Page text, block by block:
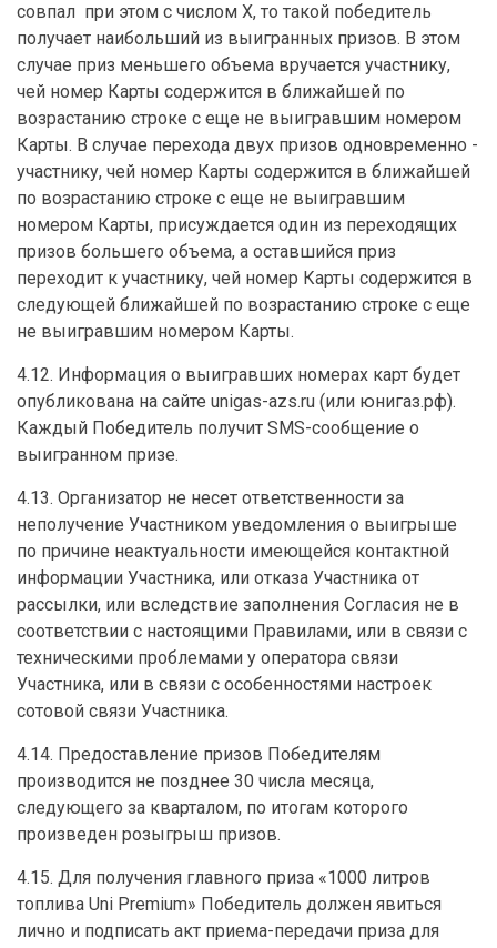
совпал при этом с числом Х, то такой победитель
получает наибольший из выигранных призов. В этом
случае приз меньшего объема вручается участнику,
чей номер Карты содержится в ближайшей по
возрастанию строке с еще не выигравшим номером
Карты. В случае перехода двух призов одновременно -
участнику, чей номер Карты содержится в ближайшей
по возрастанию строке с еще не выигравшим
номером Карты, присуждается один из переходящих
призов большего объема, а оставшийся приз
переходит к участнику, чей номер Карты содержится в
следующей ближайшей по возрастанию строке с еще
не выигравшим номером Карты.
4.12. Информация о выигравших номерах карт будет
опубликована на сайте unigas-azs.ru (или юнигаз.рф).
Каждый Победитель получит SMS-сообщение о
выигранном призе.
4.13. Организатор не несет ответственности за
неполучение Участником уведомления о выигрыше
по причине неактуальности имеющейся контактной
информации Участника, или отказа Участника от
рассылки, или вследствие заполнения Согласия не в
соответствии с настоящими Правилами, или в связи с
техническими проблемами у оператора связи
Участника, или в связи с особенностями настроек
сотовой связи Участника.
4.14. Предоставление призов Победителям
производится не позднее 30 числа месяца,
следующего за кварталом, по итогам которого
произведен розыгрыш призов.
4.15. Для получения главного приза «1000 литров
топлива Uni Premium» Победитель должен явиться
лично и подписать акт приема-передачи приза для